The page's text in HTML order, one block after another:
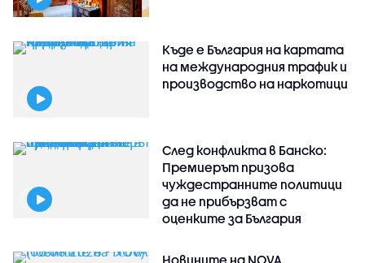
Къде е България на картата
на международния трафик и
производство на наркотици
След конфликта в Банско:
Премиерът призова
чуждестранните политици
да не прибързват с
оценките за България
Новините на NOVA